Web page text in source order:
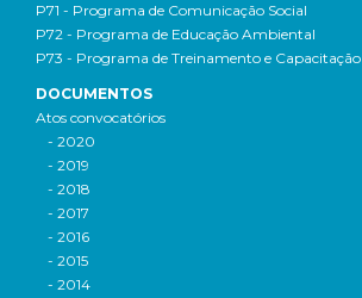
P71 - Programa de Comunicação Social
P72 - Programa de Educação Ambiental
P73 - Programa de Treinamento e Capacitação
DOCUMENTOS
Atos convocatórios
- 2020
- 2019
- 2018
- 2017
- 2016
- 2015
- 2014